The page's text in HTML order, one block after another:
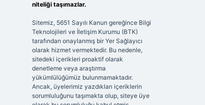
niteliği taşımazlar.
Sitemiz, 5651 Sayılı Kanun gereğince Bilgi
Teknolojileri ve İletişim Kurumu (BTK)
tarafından onaylanmış bir Yer Sağlayıcı
olarak hizmet vermektedir. Bu nedenle,
sitedeki içerikleri proaktif olarak
denetleme veya araştırma
yükümlülüğümüz bulunmamaktadır.
Ancak, üyelerimiz yazdıkları içeriklerin
sorumluluğunu taşımakta olup, siteye üye